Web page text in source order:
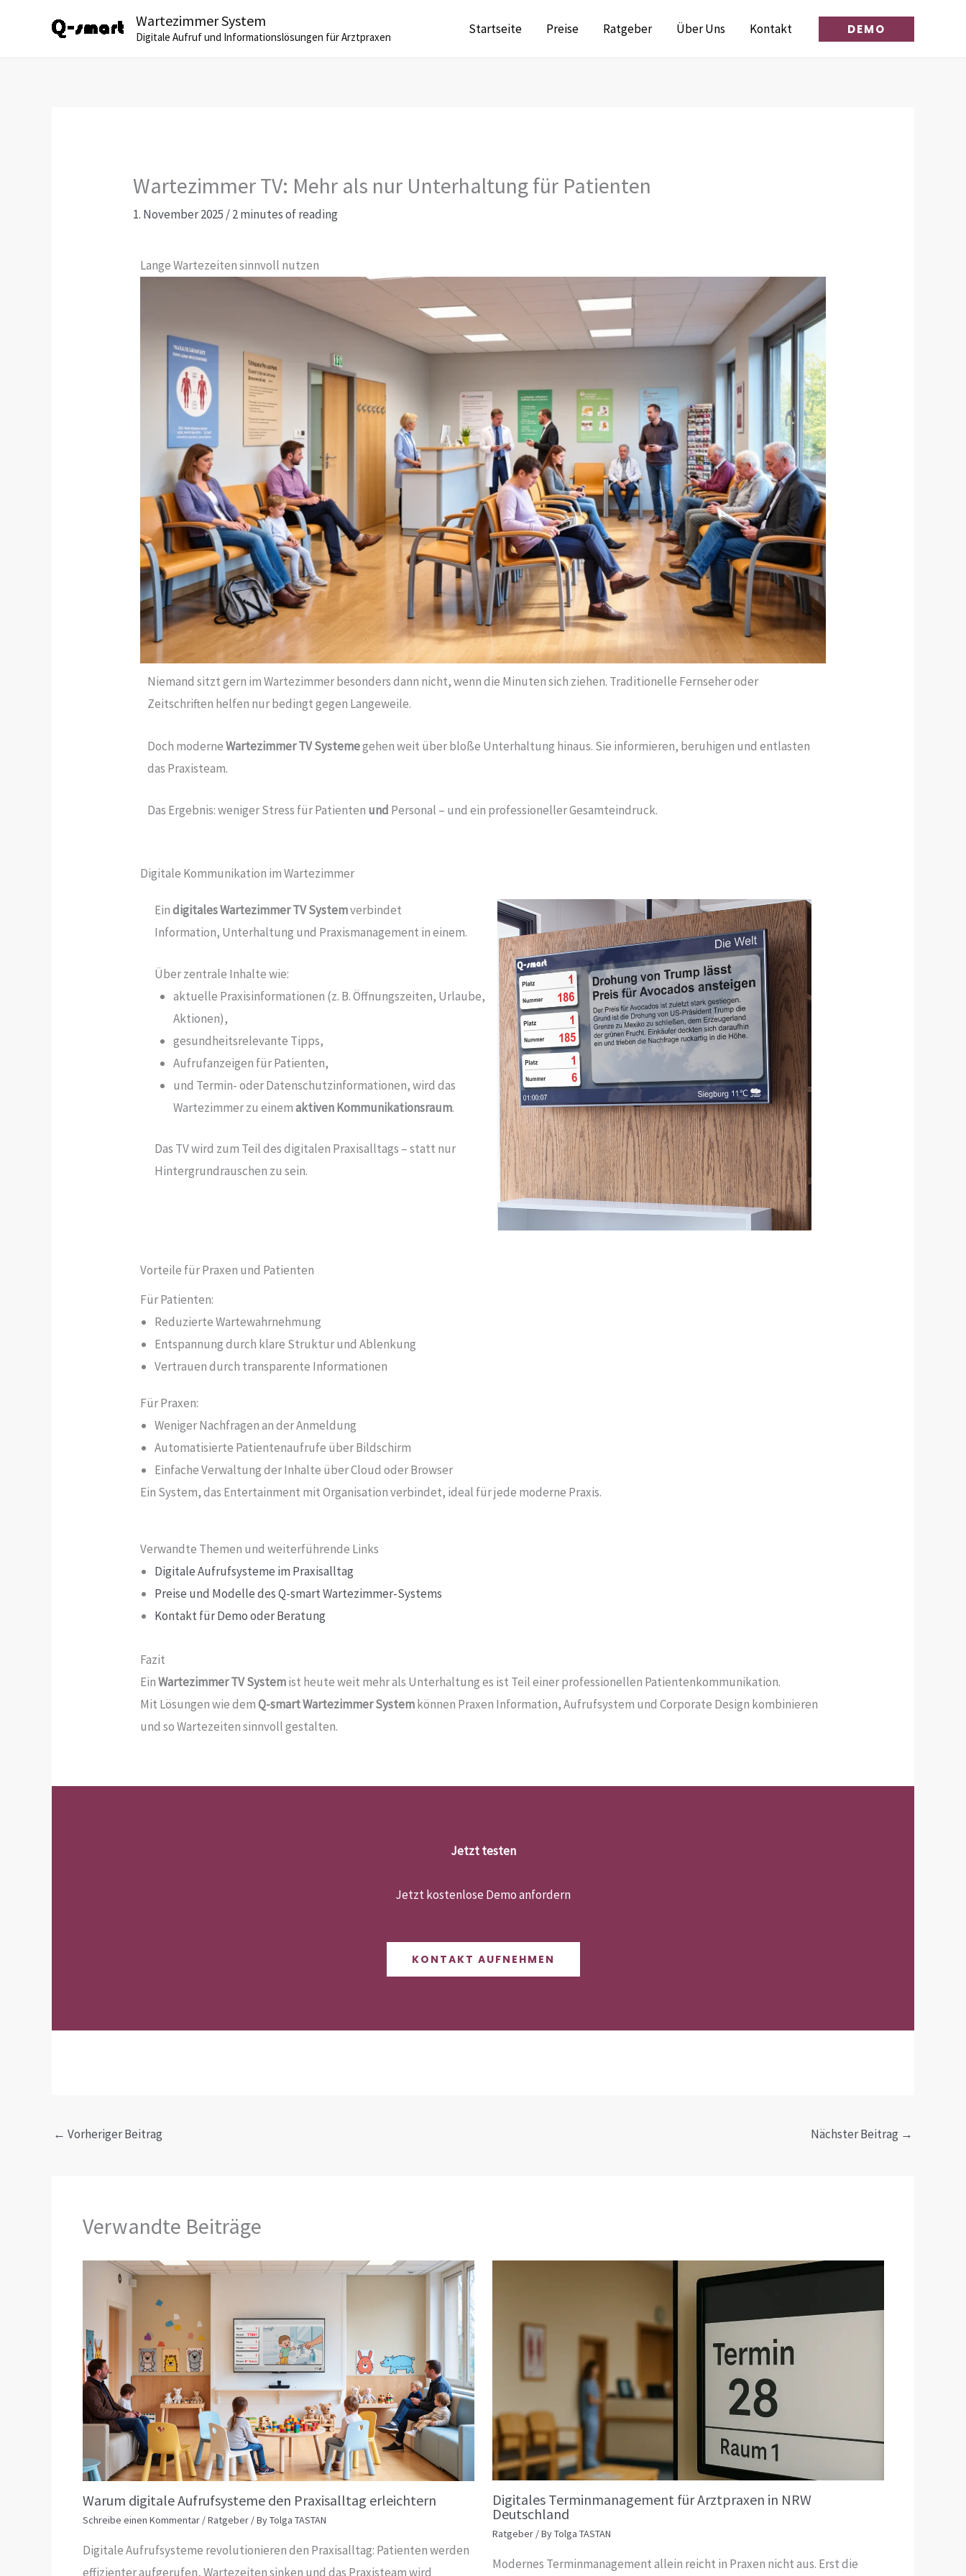
Wartezimmer System
Digitale Aufruf und Informationslösungen für Arztpraxen
Startseite Preise Ratgeber Über Uns Kontakt DEMO
Wartezimmer TV: Mehr als nur Unterhaltung für Patienten
1. November 2025 /2 minutes of reading
Lange Wartezeiten sinnvoll nutzen
Niemand sitzt gern im Wartezimmer besonders dann nicht, wenn die Minuten sich ziehen. Traditionelle Fernseher oder
Zeitschriften helfen nur bedingt gegen Langeweile.
Doch moderneWartezimmer TV Systemegehen weit über bloße Unterhaltung hinaus. Sie informieren, beruhigen und entlasten
das Praxisteam.
Das Ergebnis: weniger Stress für Patienten und Personal – und ein professioneller Gesamteindruck.
Digitale Kommunikation im Wartezimmer
Eindigitales Wartezimmer TV Systemverbindet
Information, Unterhaltung und Praxismanagement in einem.
Über zentrale Inhalte wie:
aktuelle Praxisinformationen (z. B. Öffnungszeiten, Urlaube,
Aktionen),
gesundheitsrelevante Tipps,
Aufrufanzeigen für Patienten,
und Termin- oder Datenschutzinformationen, wird das
Wartezimmer zu einemaktiven Kommunikationsraum.
Das TV wird zum Teil des digitalen Praxisalltags – statt nur
Hintergrundrauschen zu sein.
Vorteile für Praxen und Patienten
Für Patienten:
Reduzierte Wartewahrnehmung
Entspannung durch klare Struktur und Ablenkung
Vertrauen durch transparente Informationen
Für Praxen:
Weniger Nachfragen an der Anmeldung
Automatisierte Patientenaufrufe über Bildschirm
Einfache Verwaltung der Inhalte über Cloud oder Browser
Ein System, das Entertainment mit Organisation verbindet, ideal für jede moderne Praxis.
Verwandte Themen und weiterführende Links
Digitale Aufrufsysteme im Praxisalltag
Preise und Modelle des Q-smart Wartezimmer-Systems
Kontakt für Demo oder Beratung
Fazit
EinWartezimmer TV Systemist heute weit mehr als Unterhaltung es ist Teil einer professionellen Patientenkommunikation.
Mit Lösungen wie demQ-smart Wartezimmer Systemkönnen Praxen Information, Aufrufsystem und Corporate Design kombinieren
und so Wartezeiten sinnvoll gestalten.
Jetzt testen
Jetzt kostenlose Demo anfordern
KONTAKT AUFNEHMEN
← Vorheriger Beitrag Nächster Beitrag →
Verwandte Beiträge
Warum digitale Aufrufsysteme den Praxisalltag erleichtern
Schreibe einen Kommentar /Ratgeber/ ByTolga TASTAN
Digitale Aufrufsysteme revolutionieren den Praxisalltag: Patienten werden
effizienter aufgerufen, Wartezeiten sinken und das Praxisteam wird
Digitales Terminmanagement für Arztpraxen in NRW
Deutschland
Ratgeber/ ByTolga TASTAN
Modernes Terminmanagement allein reicht in Praxen nicht aus. Erst die